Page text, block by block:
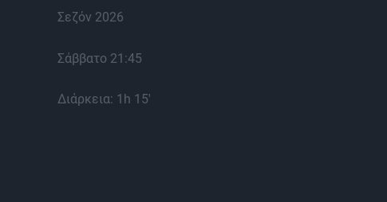
Σεζόν 2026
Σάββατο 21:45
Διάρκεια: 1h 15'